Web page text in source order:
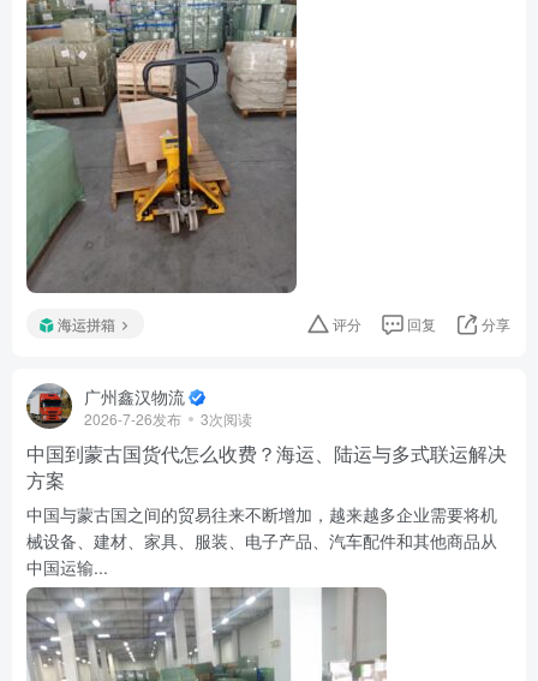
海运拼箱 评分 回复 分享
广州鑫汉物流
2026-7-26发布 3次阅读
中国到蒙古国货代怎么收费？海运、陆运与多式联运解决
方案
中国与蒙古国之间的贸易往来不断增加，越来越多企业需要将机
械设备、建材、家具、服装、电子产品、汽车配件和其他商品从
中国运输...